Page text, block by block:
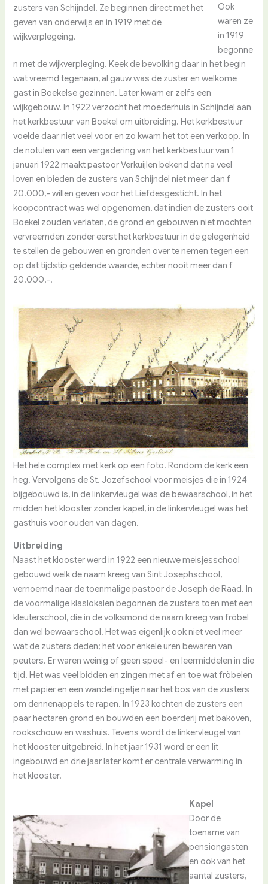
zusters van Schijndel. Ze beginnen direct met het
geven van onderwijs en in 1919 met de
wijkverplegeing.
Ook
waren ze
in 1919
begonne
n met de wijkverpleging. Keek de bevolking daar in het begin
wat vreemd tegenaan, al gauw was de zuster en welkome
gast in Boekelse gezinnen. Later kwam er zelfs een
wijkgebouw. In 1922 verzocht het moederhuis in Schijndel aan
het kerkbestuur van Boekel om uitbreiding. Het kerkbestuur
voelde daar niet veel voor en zo kwam het tot een verkoop. In
de notulen van een vergadering van het kerkbestuur van 1
januari 1922 maakt pastoor Verkuijlen bekend dat na veel
loven en bieden de zusters van Schijndel niet meer dan f
20.000,- willen geven voor het Liefdesgesticht. In het
koopcontract was wel opgenomen, dat indien de zusters ooit
Boekel zouden verlaten, de grond en gebouwen niet mochten
vervreemden zonder eerst het kerkbestuur in de gelegenheid
te stellen de gebouwen en gronden over te nemen tegen een
op dat tijdstip geldende waarde, echter nooit meer dan f
20.000,-.
Het hele complex met kerk op een foto. Rondom de kerk een
heg. Vervolgens de St. Jozefschool voor meisjes die in 1924
bijgebouwd is, in de linkervleugel was de bewaarschool, in het
midden het klooster zonder kapel, in de linkervleugel was het
gasthuis voor ouden van dagen.
Uitbreiding
Naast het klooster werd in 1922 een nieuwe meisjesschool
gebouwd welk de naam kreeg van Sint Josephschool,
vernoemd naar de toenmalige pastoor de Joseph de Raad. In
de voormalige klaslokalen begonnen de zusters toen met een
kleuterschool, die in de volksmond de naam kreeg van fröbel
dan wel bewaarschool. Het was eigenlijk ook niet veel meer
wat de zusters deden; het voor enkele uren bewaren van
peuters. Er waren weinig of geen speel- en leermiddelen in die
tijd. Het was veel bidden en zingen met af en toe wat fröbelen
met papier en een wandelingetje naar het bos van de zusters
om dennenappels te rapen. In 1923 kochten de zusters een
paar hectaren grond en bouwden een boerderij met bakoven,
rookschouw en washuis. Tevens wordt de linkervleugel van
het klooster uitgebreid. In het jaar 1931 word er een lit
ingebouwd en drie jaar later komt er centrale verwarming in
het klooster.
Kapel
Door de
toename van
pensiongasten
en ook van het
aantal zusters,